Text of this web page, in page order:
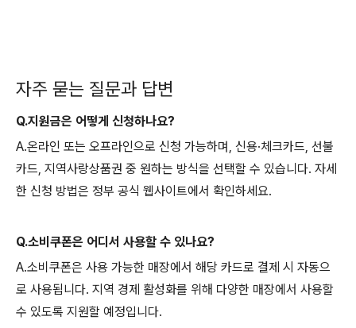
자주 묻는 질문과 답변
Q.지원금은 어떻게 신청하나요?
A.온라인 또는 오프라인으로 신청 가능하며, 신용·체크카드, 선불
카드, 지역사랑상품권 중 원하는 방식을 선택할 수 있습니다. 자세
한 신청 방법은 정부 공식 웹사이트에서 확인하세요.
Q.소비쿠폰은 어디서 사용할 수 있나요?
A.소비쿠폰은 사용 가능한 매장에서 해당 카드로 결제 시 자동으
로 사용됩니다. 지역 경제 활성화를 위해 다양한 매장에서 사용할
수 있도록 지원할 예정입니다.